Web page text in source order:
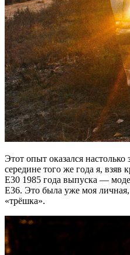
Этот опыт оказался
середине того же года я, взяв
E30 1985 года выпуска —
Е36. Это была уже моя личная,
«трёшка».